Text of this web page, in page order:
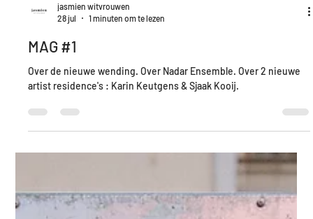
jasmien witvrouwen
28 jul
1 minuten om te lezen
MAG #1
artist residence's : Karin Keutgens & Sjaak Kooij.